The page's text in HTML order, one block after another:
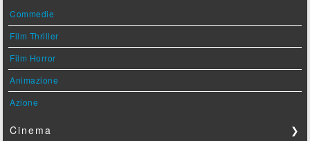
Commedie
Film Thriller
Film Horror
Animazione
Azione
Cinema ❯